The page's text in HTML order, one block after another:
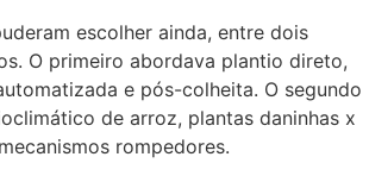
escolher ainda, entre dois
O primeiro abordava plantio direto,
e pós-colheita. O segundo
de arroz, plantas daninhas x
rompedores.